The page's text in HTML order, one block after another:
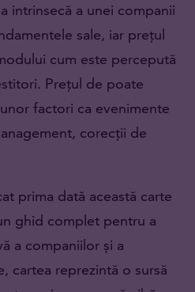
intrinsecă a unei companii
sale, iar prețul
cum este percepută
Prețul de poate
factori ca evenimente
corecții de
prima dată această carte
ghid complet pentru a
a companiilor și a
cartea reprezintă o sursă